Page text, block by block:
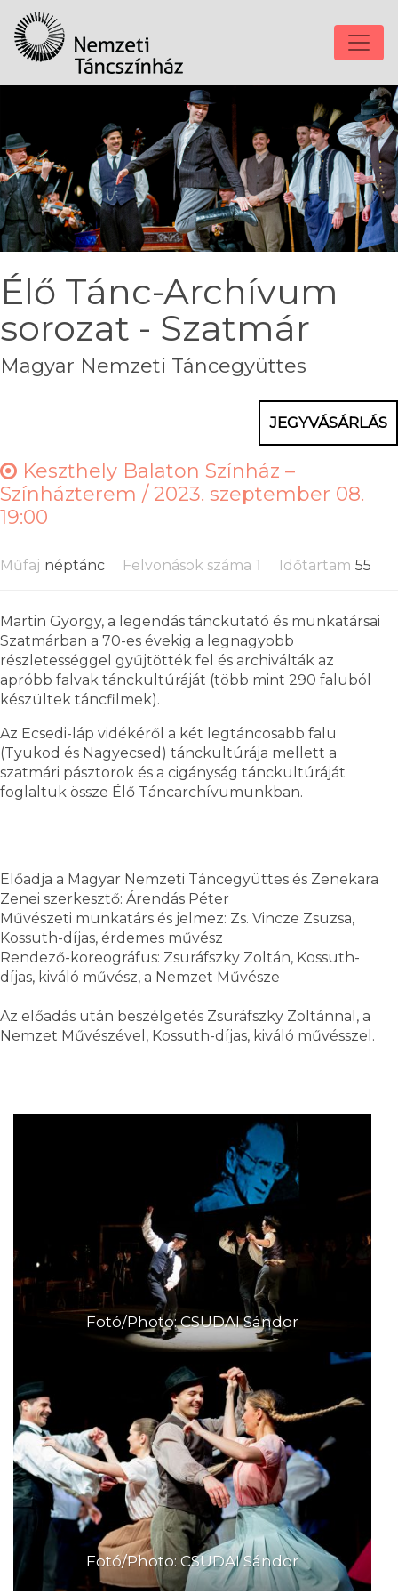
Élő Tánc-Archívum
sorozat - Szatmár
Magyar Nemzeti Táncegyüttes
JEGYVÁSÁRLÁS
Keszthely Balaton Színház –
Színházterem /2023. szeptember 08.
19:00
Műfaj néptánc Felvonások száma 1 Időtartam 55
Martin György, a legendás tánckutató és munkatársai
Szatmárban a 70-es évekig a legnagyobb
részletességgel gyűjtötték fel és archiválták az
apróbb falvak tánckultúráját (több mint 290 faluból
készültek táncfilmek).
Az Ecsedi-láp vidékéről a két legtáncosabb falu
(Tyukod és Nagyecsed) tánckultúrája mellett a
szatmári pásztorok és a cigányság tánckultúráját
foglaltuk össze Élő Táncarchívumunkban.
Előadja a Magyar Nemzeti Táncegyüttes és Zenekara
Zenei szerkesztő: Árendás Péter
Művészeti munkatárs és jelmez: Zs. Vincze Zsuzsa,
Kossuth-díjas, érdemes művész
Rendező-koreográfus: Zsuráfszky Zoltán, Kossuth-
díjas, kiváló művész, a Nemzet Művésze
Az előadás után beszélgetés Zsuráfszky Zoltánnal, a
Nemzet Művészével, Kossuth-díjas, kiváló művésszel.
Fotó/Photo: CSUDAI Sándor
Fotó/Photo: CSUDAI Sándor